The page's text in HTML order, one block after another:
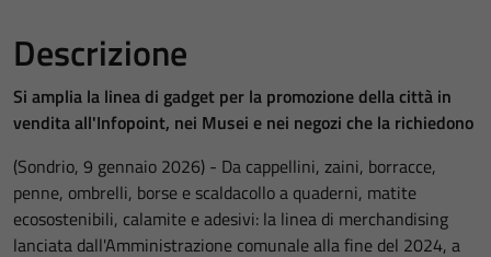
Descrizione
Si amplia la linea di gadget per la promozione della città in
vendita all'Infopoint, nei Musei e nei negozi che la richiedono
(Sondrio, 9 gennaio 2026) - Da cappellini, zaini, borracce,
penne, ombrelli, borse e scaldacollo a quaderni, matite
ecosostenibili, calamite e adesivi: la linea di merchandising
lanciata dall'Amministrazione comunale alla fine del 2024, a